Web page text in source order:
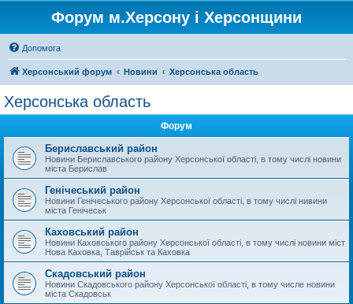
Форум м.Херсону і Херсонщини
Допомога
Херсонський форум Новини Херсонська область
Херсонська область
Форум
Бериславський район
Новини Бериславського району Херсонської області, в тому числі новини
міста Берислав
Генічеський район
Новини Генічеського району Херсонської області, в тому числі нивини
міста Генічеськ
Каховський район
Новини Каховського району Херсонської області, в тому числі новини міст
Нова Каховка, Таврійськ та Каховка
Скадовський район
Новини Скадовського району Херсонської області, в тому числе новини
міста Скадовськ